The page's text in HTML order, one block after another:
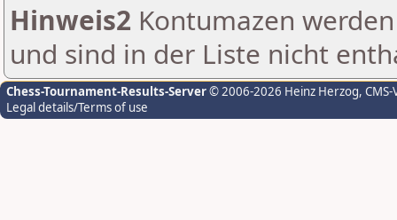
Hinweis2 Kontumazen
und sind in der Liste nicht
Chess-Tournament-Results-Server© 2006-2026 Heinz Herzog,
Legal details/Terms of use